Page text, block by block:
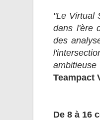
"Le Virtual
dans l'ère
des
Teampact
De 8 à 16